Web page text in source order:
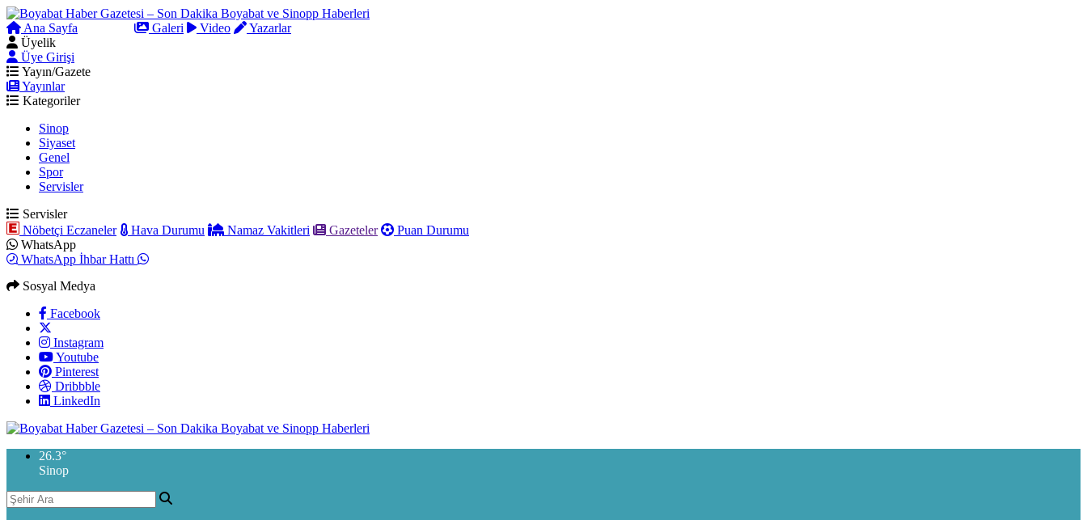
Ana Sayfa Galeri Video
Yazarlar
Üyelik
Üye Girişi
Yayın/Gazete
Yayınlar
Kategoriler
Sinop
Siyaset
Genel
Spor
Servisler
Servisler
Nöbetçi Eczaneler
Hava Durumu Namaz Vakitleri Gazeteler
Puan Durumu
WhatsApp
WhatsApp İhbar Hattı
Sosyal Medya
Facebook
Instagram
Youtube
Pinterest
Dribbble
LinkedIn
26.3°
Sinop